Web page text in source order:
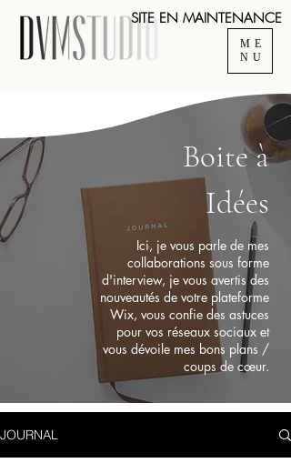
ME
NU
SITE EN MAINTENANCE
Boite à
Idées
Ici, je vous parle de mes
collaborations sous forme
d'interview, je vous avertis des
nouveautés de votre plateforme
Wix, vous confie des astuces
pour vos réseaux sociaux et
vous dévoile mes bons plans /
coups de cœur.
JOURNAL